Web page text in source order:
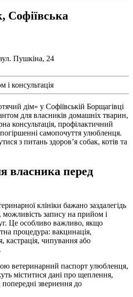
Софіївська
Пушкіна, 24
і консультація
дім» у Софіївській Борщагівці
для власників домашніх тварин,
консультація, профілактичний
самопочуття улюбленця.
з питань здоров’я собак, котів та
власника перед
клініки бажано заздалегідь
запису на прийом і
Це особливо важливо, якщо
процедура: вакцинація,
кастрація, чипування або
ветеринарний паспорт улюбленця,
міститися дані про щеплення,
попередні звернення до